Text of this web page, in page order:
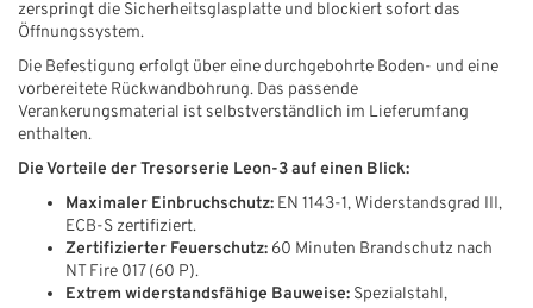
zerspringt die Sicherheitsglasplatte und blockiert sofort das
Öffnungssystem.
Die Befestigung erfolgt über eine durchgebohrte Boden- und eine
vorbereitete Rückwandbohrung. Das passende
Verankerungsmaterial ist selbstverständlich im Lieferumfang
enthalten.
Die Vorteile der Tresorserie Leon-3 auf einen Blick:
Maximaler Einbruchschutz: EN 1143-1, Widerstandsgrad III,
ECB-S zertifiziert.
Zertifizierter Feuerschutz: 60 Minuten Brandschutz nach
NT Fire 017 (60 P).
Extrem widerstandsfähige Bauweise: Spezialstahl,